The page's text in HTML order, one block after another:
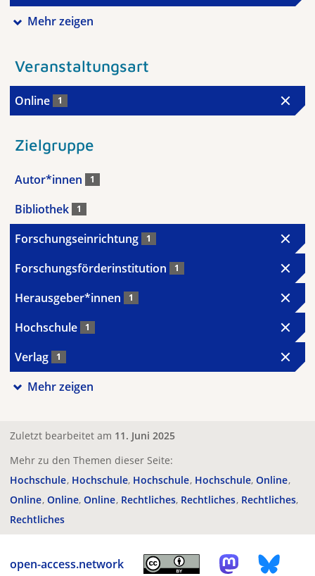
Mehr zeigen
Veranstaltungsart
Online 1
Zielgruppe
Autor*innen 1
Bibliothek 1
Forschungseinrichtung 1
Forschungsförderinstitution 1
Herausgeber*innen 1
Hochschule 1
Verlag 1
Mehr zeigen
Zuletzt bearbeitet am 11. Juni 2025
Mehr zu den Themen dieser Seite:
Hochschule Hochschule Hochschule Hochschule Online
Online Online Online Rechtliches Rechtliches Rechtliches
Rechtliches
open-access.network